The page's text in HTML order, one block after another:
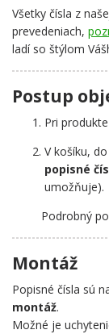
Všetky čísla z
prevedeniach,
ladí so štýlom
Postup
Pri
V košíku,
popisné
umožňuje).
Podrobný
Montáž
Popisné čísla sú
montáž.
Možné je